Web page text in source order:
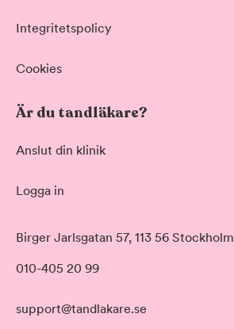
Akut tandvård
Basundersökning
Hygienistbehandling
Professionell rengöring och puts
Morgon
Klockan 09:00 - 12:00
Integritetspolicy
Cookies
Är du tandläkare?
Anslut din klinik
Logga in
Birger Jarlsgatan 57, 113 56 Stockholm
010-405 20 99
support@tandlakare.se